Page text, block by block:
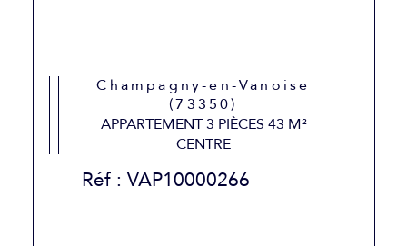
Champagny-en-Vanoise
(73350)
APPARTEMENT 3 PIÈCES 43 M²
CENTRE
Réf : VAP10000266